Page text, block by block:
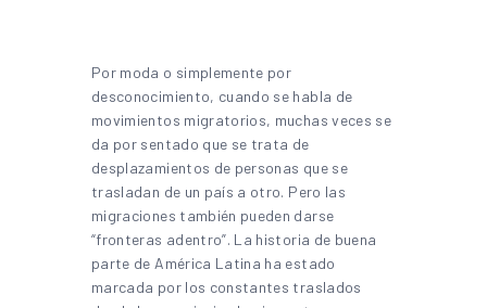
Por moda o simplemente por
desconocimiento, cuando se habla de
movimientos migratorios, muchas veces se
da por sentado que se trata de
desplazamientos de personas que se
trasladan de un país a otro. Pero las
migraciones también pueden darse
“fronteras adentro”. La historia de buena
parte de América Latina ha estado
marcada por los constantes traslados